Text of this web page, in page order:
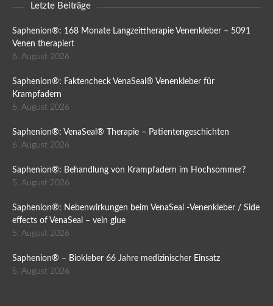
Letzte Beiträge
Saphenion®: 168 Monate Langzeittherapie Venenkleber – 5091
Venen therapiert
6. August 2026
Saphenion®: Faktencheck VenaSeal® Venenkleber für
Krampfadern
6. August 2026
Saphenion®: VenaSeal® Therapie – Patientengeschichten
6. August 2026
Saphenion®: Behandlung von Krampfadern im Hochsommer?
5. August 2026
Saphenion®: Nebenwirkungen beim VenaSeal -Venenkleber / Side
effects of VenaSeal – vein glue
5. August 2026
Saphenion® – Biokleber 66 Jahre medizinischer Einsatz
5. August 2026